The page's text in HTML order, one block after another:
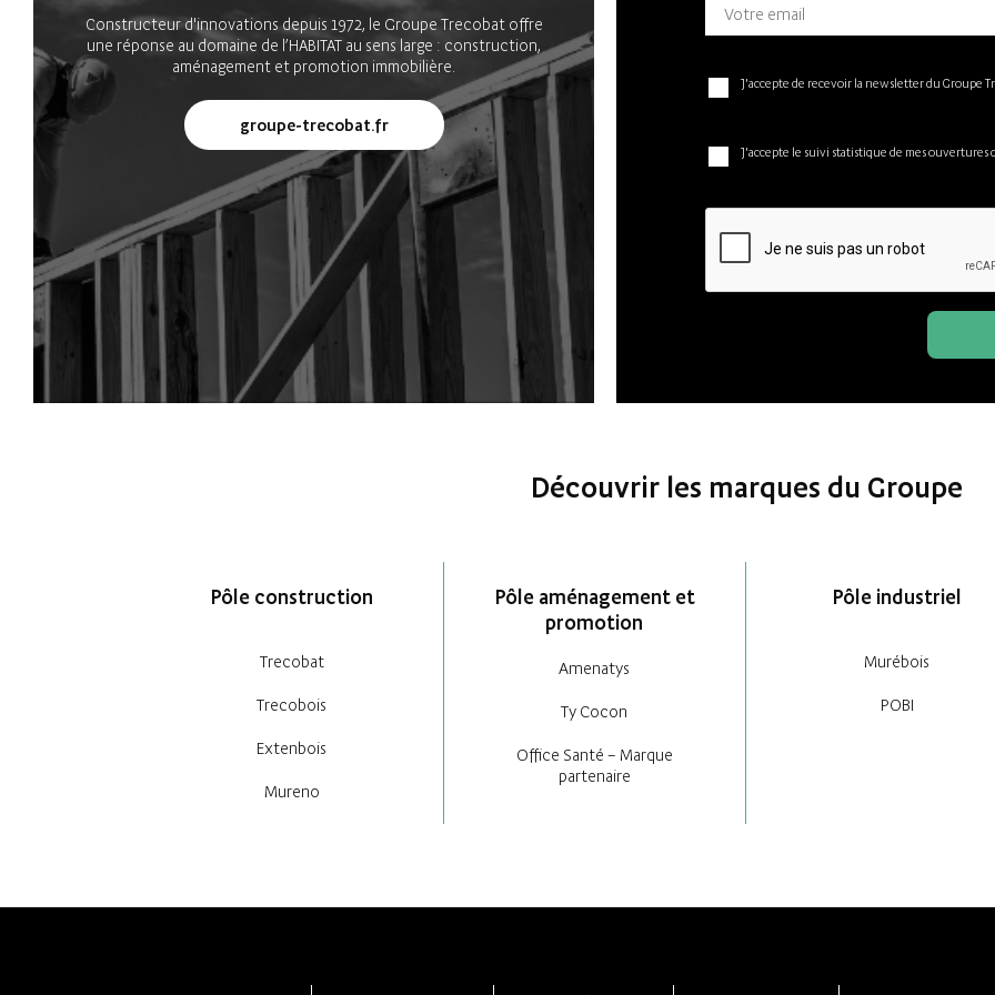
Constructeur d'innovations depuis 1972, le Groupe Trecobat offre
une réponse au domaine de l’HABITAT au sens large : construction,
aménagement et promotion immobilière.
groupe-trecobat.fr
J'accepte de recevoir la newsletter du Groupe
J'accepte le suivi statistique de mes ouvertures
Découvrir les marques du Groupe
Pôle construction
Trecobat
Trecobois
Extenbois
Mureno
Pôle aménagement et
promotion
Amenatys
Ty Cocon
Office Santé – Marque
partenaire
Pôle industriel
Murébois
POBI